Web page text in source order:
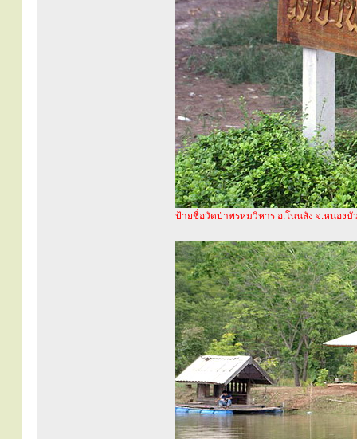
ป้ายชื่อวัดป่าพรหมวิหาร อ.โนนสัง จ.หนองบั